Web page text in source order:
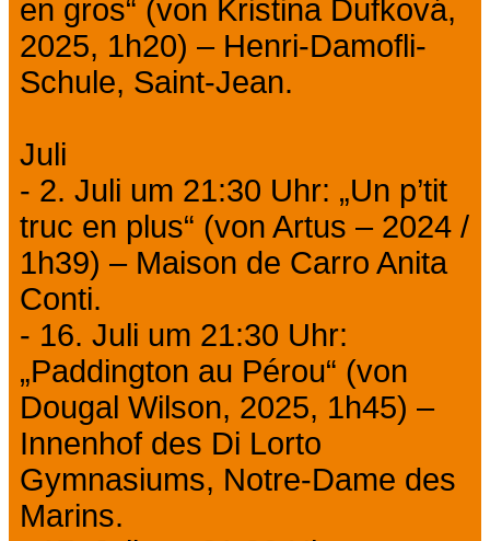
en gros“ (von Kristina Dufková,
2025, 1h20) – Henri-Damofli-
Schule, Saint-Jean.
Juli
- 2. Juli um 21:30 Uhr: „Un p’tit
truc en plus“ (von Artus – 2024 /
1h39) – Maison de Carro Anita
Conti.
- 16. Juli um 21:30 Uhr:
„Paddington au Pérou“ (von
Dougal Wilson, 2025, 1h45) –
Innenhof des Di Lorto
Gymnasiums, Notre-Dame des
Marins.